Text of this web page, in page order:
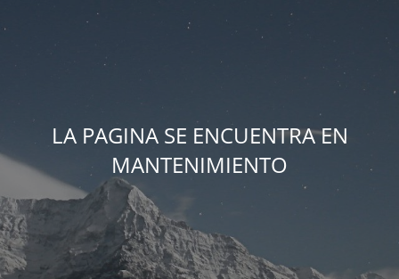
LA PAGINA SE ENCUENTRA EN
MANTENIMIENTO